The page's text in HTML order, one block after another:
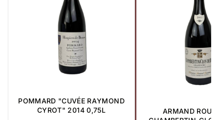
POMMARD "CUVÉE RAYMOND
CYROT" 2014 0,75L
ARMAND